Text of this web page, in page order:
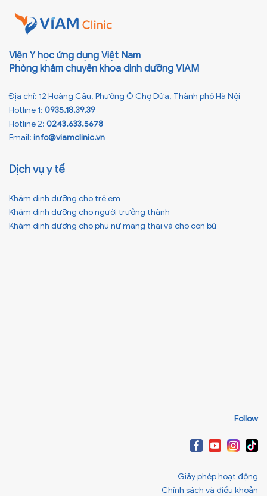
Viện Y học ứng dụng Việt Nam
Phòng khám chuyên khoa dinh dưỡng VIAM
Địa chỉ: 12 Hoàng Cầu, Phường Ô Chợ Dừa, Thành phố Hà Nội
Hotline 1: 0935.18.39.39
Hotline 2: 0243.633.5678
Email: info@viamclinic.vn
Dịch vụ y tế
Khám dinh dưỡng cho trẻ em
Khám dinh dưỡng cho người trưởng thành
Khám dinh dưỡng cho phụ nữ mang thai và cho con bú
Follow
Giấy phép hoạt động
Chính sách và điều khoản